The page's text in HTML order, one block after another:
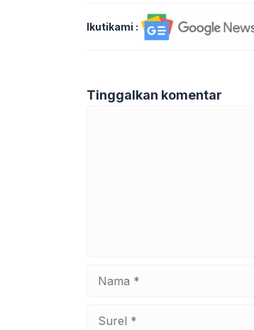
Ikutikami :
Tinggalkan komentar